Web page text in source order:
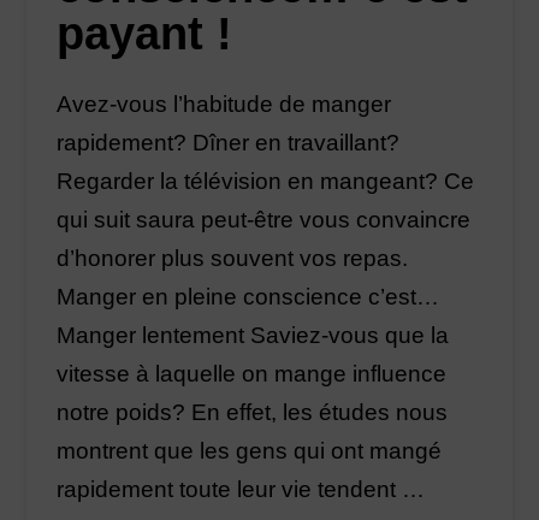
payant !
Avez-vous l’habitude de manger
rapidement? Dîner en travaillant?
Regarder la télévision en mangeant? Ce
qui suit saura peut-être vous convaincre
d’honorer plus souvent vos repas.
Manger en pleine conscience c’est…
Manger lentement Saviez-vous que la
vitesse à laquelle on mange influence
notre poids? En effet, les études nous
montrent que les gens qui ont mangé
rapidement toute leur vie tendent …